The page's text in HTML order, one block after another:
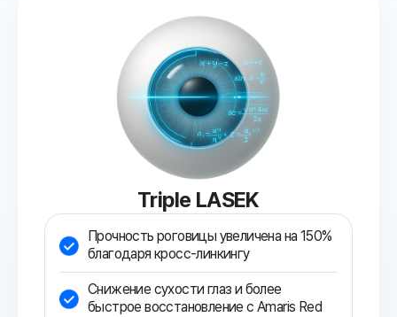
Triple LASEK
Прочность роговицы увеличена на 150%
благодаря кросс-линкингу
Снижение сухости глаз и более
быстрое восстановление с Amaris Red